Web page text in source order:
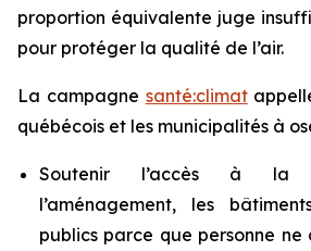
proportion équivalente juge
pour protéger la qualité de l’air.
La campagne santé:climat
québécois et les municipalités à
Soutenir l’accès à la
l’aménagement, les
publics parce que personne